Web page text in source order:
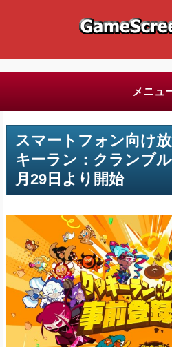
メニュ
スマートフォン向け
キーラン：クランブ
月29日より開始